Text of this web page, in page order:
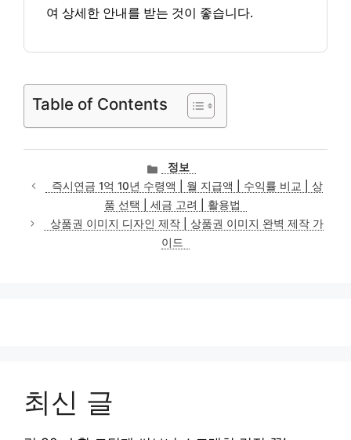
여 상세한 안내를 받는 것이 좋습니다.
Table of Contents
카
테
고
리
정보
즉시연금 1억 10년 수령액 | 월 지급액 | 수익률 비교 | 상
품 선택 | 세금 고려 | 활용법
상품권 이미지 디자인 제작 | 상품권 이미지 완벽 제작 가
이드
최신 글